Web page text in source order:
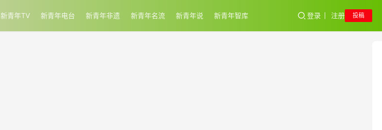
新青年TV 新青年电台 新青年非遗 新青年名流 新青年说 新青年智库 登录 注册 投稿